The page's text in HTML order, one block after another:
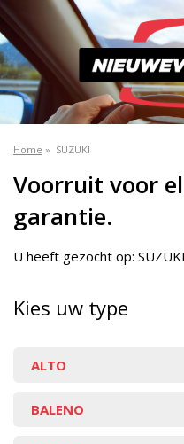
Home » SUZUKI
Voorruit voor
garantie.
U heeft gezocht op: SUZUKI
Kies uw type
ALTO
BALENO